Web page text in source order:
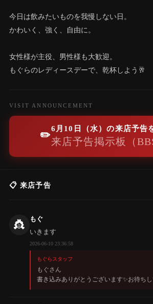
今日は飲みたいものを我慢しない日。
かわいく、強く、自由に。
女性様が主役、男性様も大歓迎。
もぐらのレディースデーで、乾杯しよう🥂
VISIT ANNOUNCEMENT
✏️
6月10日（水）の来店予告
来店予告掲示板（
📋 来店予告
👸
もぐ
いきます
2026-06-10 23:36:58
もぐらスタッフ
もぐさん
書き込みありがとうございます✨️お待ち